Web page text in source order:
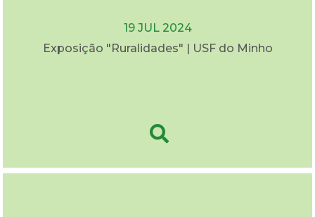
19 JUL 2024
Exposição "Ruralidades" | USF do Minho